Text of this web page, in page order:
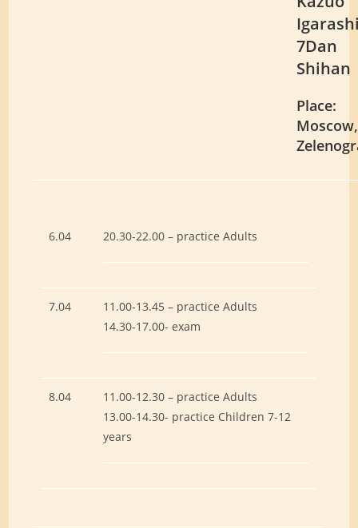
7Dan
Shihan
Place:
Moscow,
6.04 20.30-22.00 – practice Adults
7.04
11.00-13.45 – practice Adults
14.30-17.00- exam
8.04
11.00-12.30 – practice Adults
13.00-14.30- practice Children 7-12
years